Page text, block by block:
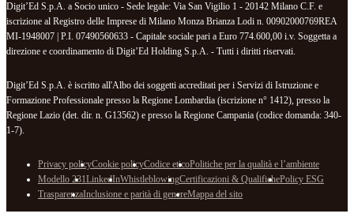
Digit’Ed S.p.A. a Socio unico - Sede legale: Via San Vigilio 1 - 20142 Milano C.F. e
iscrizione al Registro delle Imprese di Milano Monza Brianza Lodi n. 00902000769REA
MI-1948007 | P.I. 07490560633 - Capitale sociale pari a Euro 774.600,00 i.v. Soggetta a
direzione e coordinamento di Digit’Ed Holding S.p.A. - Tutti i diritti riservati.
Digit’Ed S.p.A. è iscritto all'Albo dei soggetti accreditati per i Servizi di Istruzione e
Formazione Professionale presso la Regione Lombardia (iscrizione n° 1412), presso la
Regione Lazio (det. dir. n. G13562) e presso la Regione Campania (codice domanda: 340-
1-7).
Privacy policyCookie policyCodice eticoPolitiche per la qualità e l’ambiente
Modello 231LinkedInWhistleblowingCertificazioni & QualifichePolicy ESG
TrasparenzaInclusione e parità di genereMappa del sito